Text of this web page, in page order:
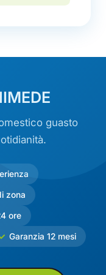
guasto
zona
ore
Garanzia 12 mesi